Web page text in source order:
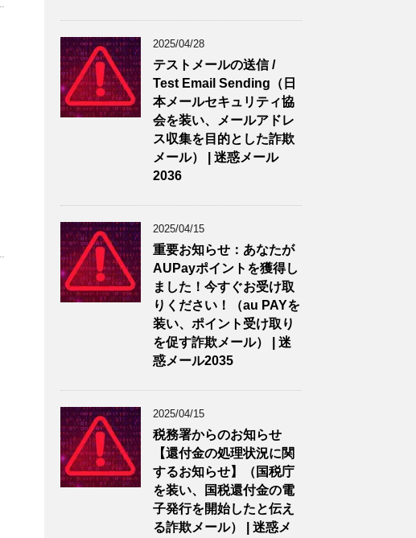
2025/04/28
テストメールの送信 /
Test Email Sending（日
本メールセキュリティ協
会を装い、メールアドレ
ス収集を目的とした詐欺
メール） | 迷惑メール
2036
2025/04/15
重要お知らせ：あなたが
AUPayポイントを獲得し
ました！今すぐお受け取
りください！（au PAYを
装い、ポイント受け取り
を促す詐欺メール） | 迷
惑メール2035
2025/04/15
税務署からのお知らせ
【還付金の処理状況に関
するお知らせ】（国税庁
を装い、国税還付金の電
子発行を開始したと伝え
る詐欺メール） | 迷惑メ